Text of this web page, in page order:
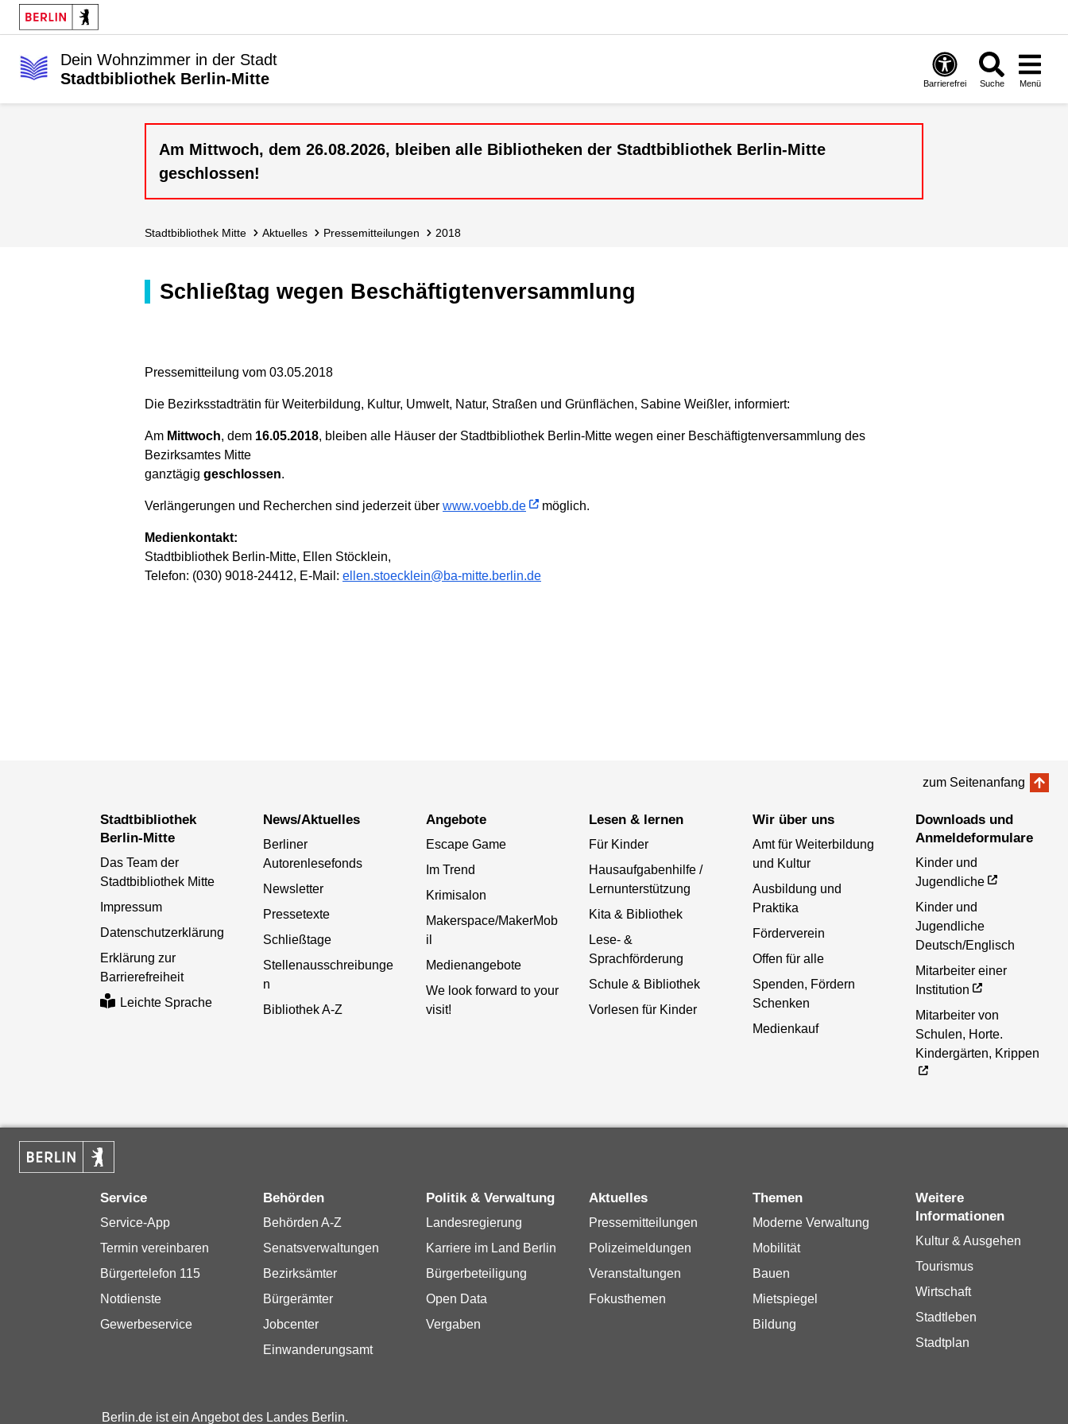
Dein Wohnzimmer in der Stadt
Stadtbibliothek Berlin-Mitte
Barrierefrei Suche Menü
Am Mittwoch, dem 26.08.2026, bleiben alle Bibliotheken der Stadtbibliothek Berlin-Mitte
geschlossen!
Stadt­bibliothek Mitte Aktuelles Presse­mitteilungen 2018
Schließtag wegen Beschäftigtenversammlung
Pressemitteilung vom 03.05.2018
Die Bezirksstadträtin für Weiterbildung, Kultur, Umwelt, Natur, Straßen und Grünflächen, Sabine Weißler, informiert:
Am Mittwoch, dem 16.05.2018, bleiben alle Häuser der Stadtbibliothek Berlin-Mitte wegen einer Beschäftigtenversammlung des
Bezirksamtes Mitte
ganztägig geschlossen.
Verlängerungen und Recherchen sind jederzeit über www.voebb.de möglich.
Medienkontakt:
Stadtbibliothek Berlin-Mitte, Ellen Stöcklein,
Telefon: (030) 9018-24412, E-Mail: ellen.stoecklein@ba-mitte.berlin.de
zum Seitenanfang
Stadtbibliothek
Berlin-Mitte
Das Team der
Stadtbibliothek Mitte
Impressum
Datenschutzerklärung
Erklärung zur
Barrierefreiheit
Leichte Sprache
News/Aktuelles
Berliner
Autorenlesefonds
Newsletter
Pressetexte
Schließtage
Stellenausschreibunge
n
Bibliothek A-Z
Angebote
Escape Game
Im Trend
Krimisalon
Makerspace/MakerMob
il
Medienangebote
We look forward to your
visit!
lesen & lernen
Für Kinder
Hausaufgabenhilfe /
Lernunterstützung
Kita & Bibliothek
Lese- &
Sprachförderung
Schule & Bibliothek
Vorlesen für Kinder
Wir über uns
Amt für Weiterbildung
und Kultur
Ausbildung und
Praktika
Förderverein
Offen für alle
Spenden, Fördern
Schenken
Medienkauf
Downloads und
Anmeldeformulare
Kinder und
Jugendliche
Kinder und
Jugendliche
Deutsch/Englisch
Mitarbeiter einer
Institution
Mitarbeiter von
Schulen, Horte.
Kindergärten, Krippen
Service
Service-App
Termin vereinbaren
Bürgertelefon 115
Notdienste
Gewerbeservice
Behörden
Behörden A-Z
Senatsverwaltungen
Bezirksämter
Bürgerämter
Jobcenter
Einwanderungsamt
Politik & Verwaltung
Landesregierung
Karriere im Land Berlin
Bürgerbeteiligung
Open Data
Vergaben
Aktuelles
Pressemitteilungen
Polizeimeldungen
Veranstaltungen
Fokusthemen
Themen
Moderne Verwaltung
Mobilität
Bauen
Mietspiegel
Bildung
Weitere
Informationen
Kultur & Ausgehen
Tourismus
Wirtschaft
Stadtleben
Stadtplan
Berlin.de ist ein Angebot des Landes Berlin.